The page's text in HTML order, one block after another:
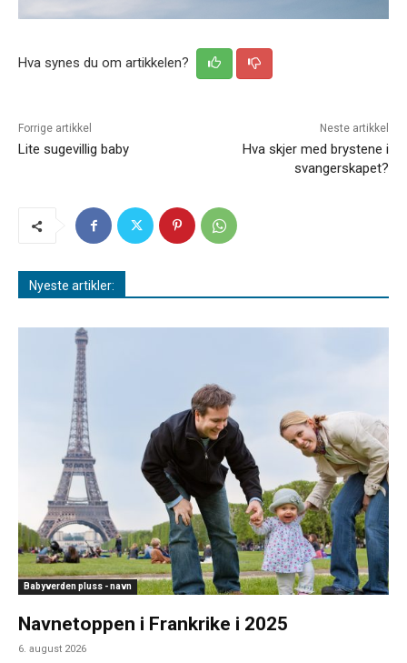
Hva synes du om artikkelen?
Forrige artikkel
Lite sugevillig baby
Neste artikkel
Hva skjer med brystene i
svangerskapet?
Nyeste artikler:
Babyverden pluss - navn
Navnetoppen i Frankrike i 2025
6. august 2026